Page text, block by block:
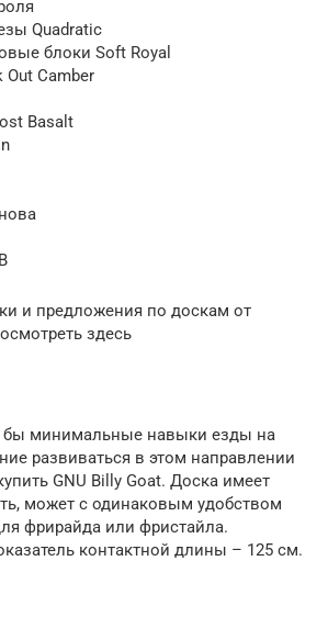
Quadratic
блоки Soft Royal
Camber
Basalt
и предложения по доскам от
здесь
бы минимальные навыки езды на
развиваться в этом направлении
GNU Billy Goat. Доска имеет
может с одинаковым удобством
фрирайда или фристайла.
контактной длины – 125 см.